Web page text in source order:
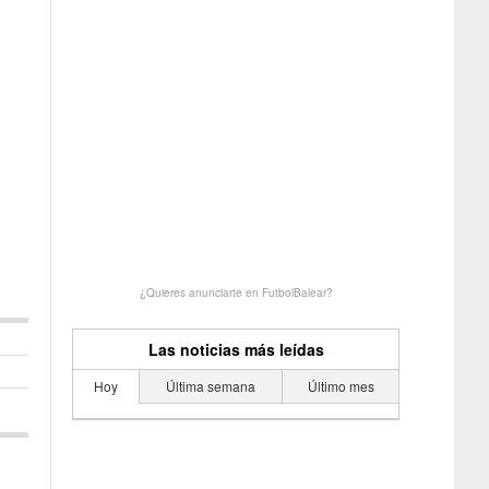
¿Quieres anunciarte en FutbolBalear?
Las noticias más leídas
Hoy Última semana Último mes